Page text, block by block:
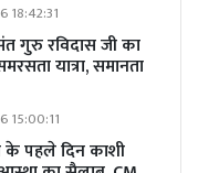
18:42:31
गुरु रविदास जी का
यात्रा, समानता
15:00:11
के पहले दिन काशी